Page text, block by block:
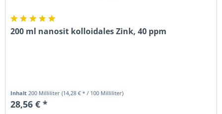
200 ml nanosit kolloidales Zink, 40 ppm
Inhalt 200 Milliliter(14,28 € * / 100 Milliliter)
28,56 € *